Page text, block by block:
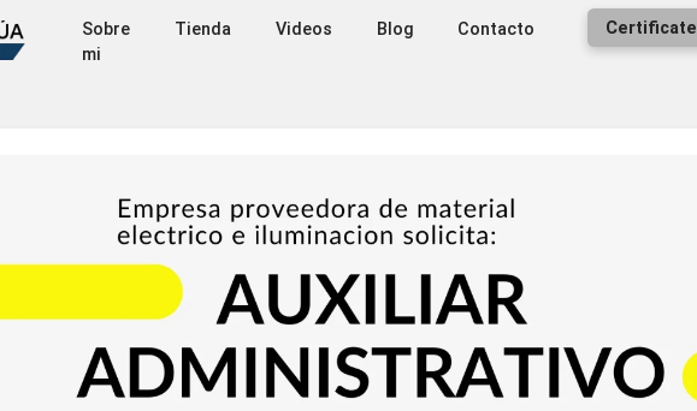
Sobre Tienda Videos Blog Contacto